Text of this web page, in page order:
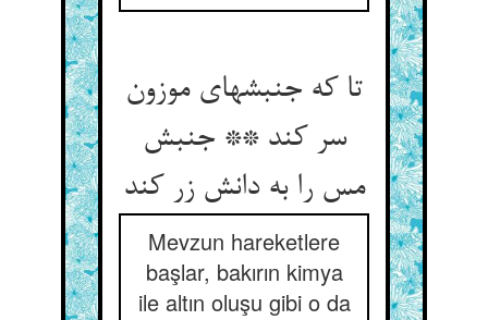
تا که جنبشهای موزون
سر کند ** جنبش
مس را به دانش زر کند
Mevzun hareketlere
başlar, bakırın kimya
ile altın oluşu gibi o da